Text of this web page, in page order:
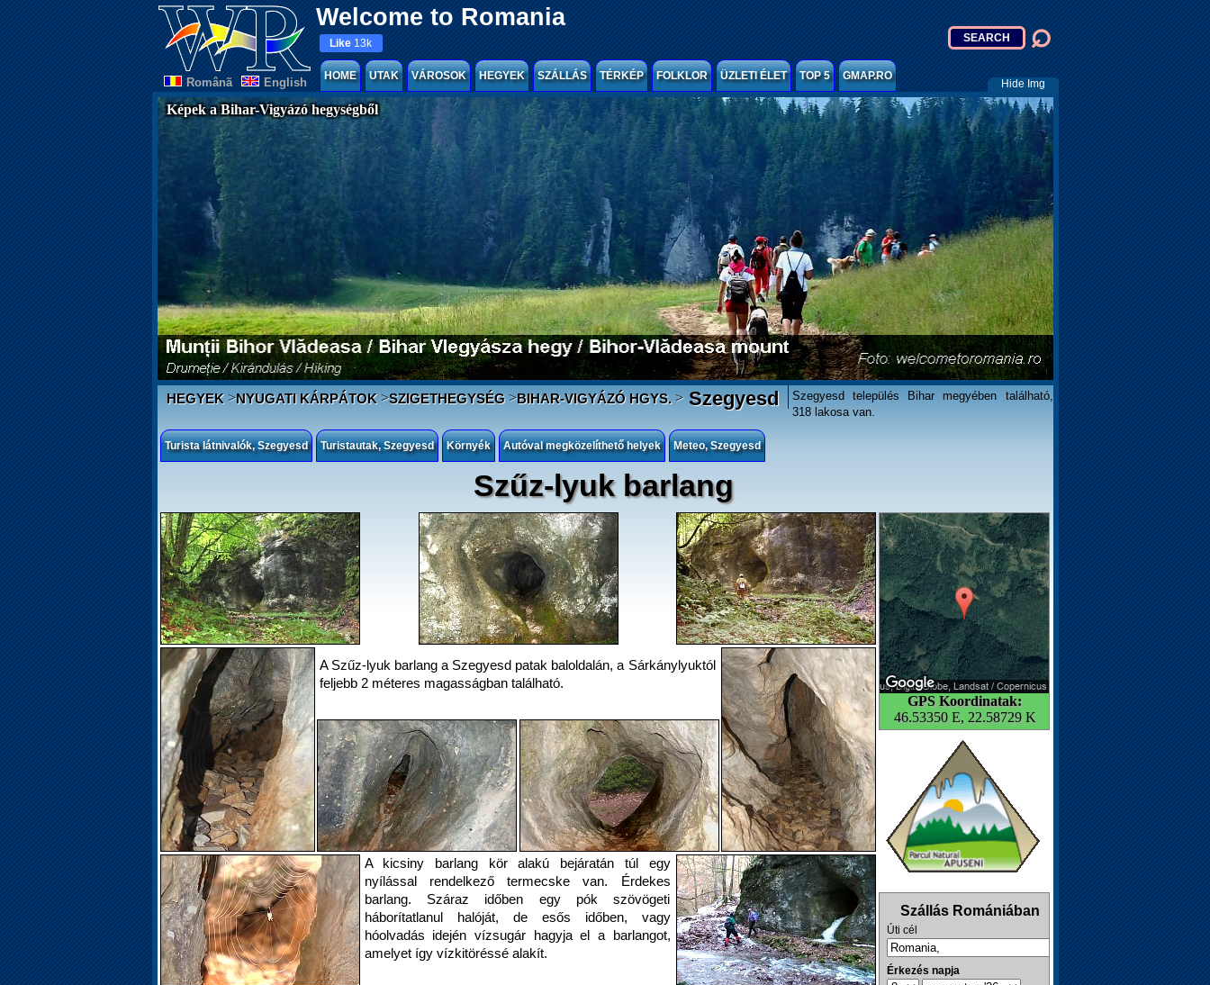
Welcome to Romania
Românã English
Like 13k
HOME UTAK VÁROSOK HEGYEK SZÁLLÁS TÉRKÉP FOLKLOR ÜZLETI ÉLET TOP 5 GMAP.RO
Hide Img
Képek a Bihar-Vigyázó hegységből
HEGYEK>NYUGATI KÁRPÁTOK>SZIGETHEGYSÉG>BIHAR-VIGYÁZÓ HGYS. >Szegyesd
Szegyesd település Bihar megyében található,
318 lakosa van.
Turista látnivalók, Szegyesd Turistautak, Szegyesd Környék Autóval megközelíthető helyek Meteo, Szegyesd
Szűz-lyuk barlang
GPS Koordinatak:
46.53350 E, 22.58729 K
A Szűz-lyuk barlang a Szegyesd patak baloldalán, a Sárkánylyuktól
feljebb 2 méteres magasságban található.
A kicsiny barlang kör alakú bejáratán túl egy
nyílással rendelkező termecske van. Érdekes
barlang. Száraz időben egy pók szövögeti
háborítatlanul halóját, de esős időben, vagy
hóolvadás idején vízsugár hagyja el a barlangot,
amelyet így vízkitöréssé alakít.